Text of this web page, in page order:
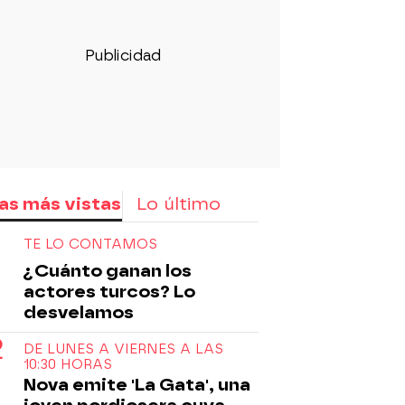
más vistas Lo último
TE LO CONTAMOS
¿Cuánto ganan los
actores turcos? Lo
desvelamos
DE LUNES A VIERNES A LAS
10:30 HORAS
Nova emite 'La Gata', una